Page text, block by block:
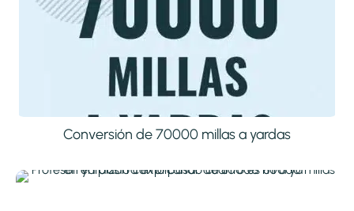
Conversión de 70000 millas a yardas